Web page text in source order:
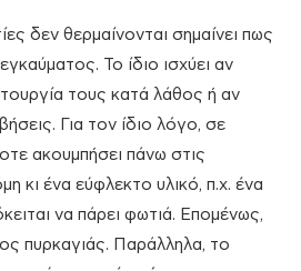
δεν θερμαίνονται σημαίνει πως
Το ίδιο ισχύει αν
τους κατά λάθος ή αν
Για τον ίδιο λόγο, σε
ακουμπήσει πάνω στις
κι ένα εύφλεκτο υλικό, π.χ. ένα
να πάρει φωτιά. Επομένως,
πυρκαγιάς. Παράλληλα, το